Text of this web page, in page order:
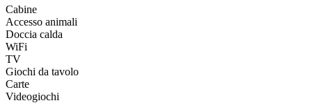
Cabine
Accesso animali
Doccia calda
WiFi
TV
Giochi da tavolo
Carte
Videogiochi